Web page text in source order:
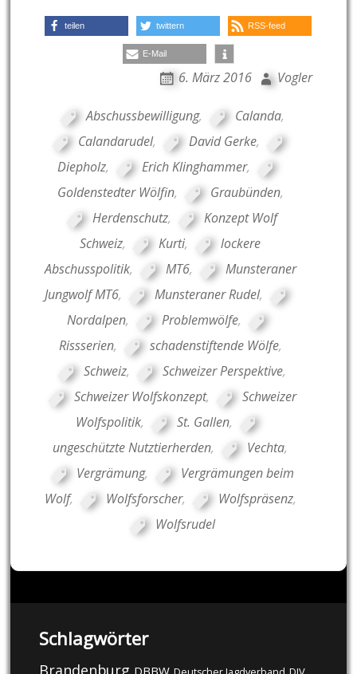
teilen twittern RSS-feed
E-Mail
6. März 2016 Vogler
Abschussbewilligung, Calanda,
Calandarudel, David Gerke,
Diepholz, Erich Klinghammer,
Goldenstedter Wölfin, Graubünden,
Herdenschutz,
Konzept Wolf
Schweiz, Kurti,
lockere
Abschusspolitik, MT6,
Munsteraner
Jungwolf MT6, Munsteraner Rudel,
Nordalpen, Problemwölfe,
Rissserien, schadenstiftende Wölfe,
Schweiz, Schweizer Perspektive,
Schweizer Wolfskonzept,
Schweizer
Wolfspolitik, St. Gallen,
ungeschützte Nutztierherden, Vechta,
Vergrämung,
Vergrämungen beim
Wolf, Wolfsforscher, Wolfspräsenz,
Wolfsrudel
Schlagwörter
Brandenburg